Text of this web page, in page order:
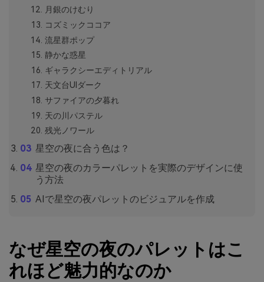
月銀のけむり
コズミックココア
流星群ポップ
静かな惑星
ギャラクシーエディトリアル
天文台UIダーク
サファイアの夕暮れ
天の川パステル
残光ノワール
星空の夜に合う色は？
星空の夜のカラーパレットを実際のデザインに使
う方法
AIで星空の夜パレットのビジュアルを作成
なぜ星空の夜のパレットはこ
れほど魅力的なのか